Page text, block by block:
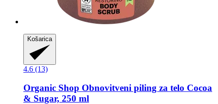
Košarica
4.6 (13)
Organic Shop Obnovitveni piling za telo Cocoa
& Sugar, 250 ml